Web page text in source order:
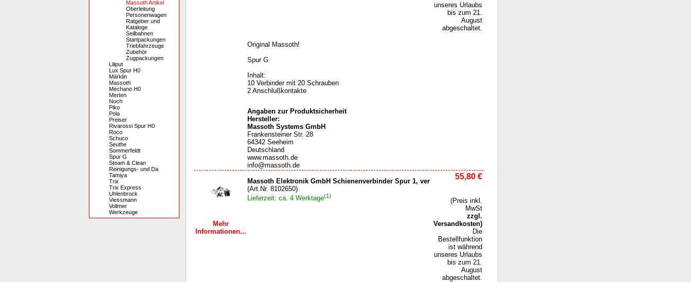
Massoth Artikel
Oberleitung
Personenwagen
Ratgeber und
Kataloge
Seilbahnen
Startpackungen
Triebfahrzeuge
Zubehör
Zugpackungen
Liliput
Lux Spur H0
Märklin
Massoth
Mechano H0
Merten
Noch
Piko
Pola
Preiser
Rivarossi Spur H0
Roco
Schuco
Seuthe
Sommerfeldt
Spur G
Steam & Clean
Reinigungs- und Da
Tamiya
Trix
Trix Express
Uhlenbrock
Viessmann
Vollmer
Werkzeuge
unseres Urlaubs
bis zum 21.
August
abgeschaltet.
Original Massoth!
Spur G
Inhalt:
10 Verbinder mit 20 Schrauben
2 Anschlußkontakte
Angaben zur Produktsicherheit
Hersteller:
Massoth Systems GmbH
Frankensteiner Str. 28
64342 Seeheim
Deutschland
www.massoth.de
info@massoth.de
Mehr
Informationen...
Massoth Elektronik GmbH Schienenverbinder Spur 1, ver
(Art.Nr. 8102650)
Lieferzeit: ca. 4 Werktage(1)
55,80 €
(Preis inkl.
MwSt
zzgl.
Versandkosten)
Die
Bestellfunktion
ist während
unseres Urlaubs
bis zum 21.
August
abgeschaltet.